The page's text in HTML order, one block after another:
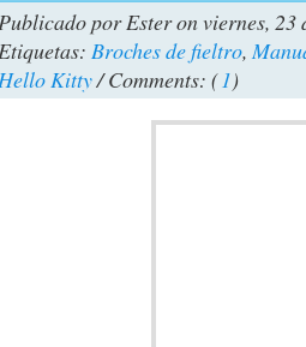
porEsteron viernes, 23
Broches de fieltro,
Kitty/ Comments: (1)